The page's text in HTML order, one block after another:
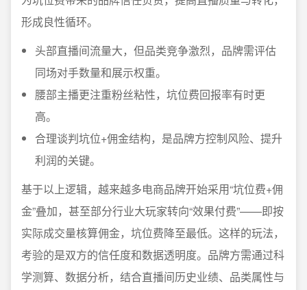
形成良性循环。
头部直播间流量大，但品类竞争激烈，品牌需评估
同场对手数量和展示权重。
腰部主播更注重粉丝粘性，坑位费回报率有时更
高。
合理谈判坑位+佣金结构，是品牌方控制风险、提升
利润的关键。
基于以上逻辑，越来越多电商品牌开始采用“坑位费+佣
金”叠加，甚至部分行业大玩家转向“效果付费”——即按
实际成交量核算佣金，坑位费降至最低。这样的玩法，
考验的是双方的信任度和数据透明度。品牌方需通过科
学测算、数据分析，结合直播间历史业绩、品类属性与